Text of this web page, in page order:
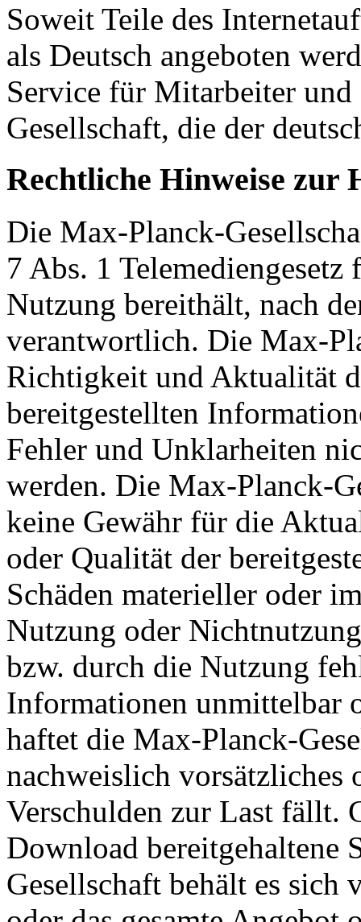
Soweit Teile des
als Deutsch angeboten
Service für Mitarbeiter
Gesellschaft, die der
Rechtliche Hinweise zur
Die Max-Planck-
7 Abs. 1
Nutzung bereithält, nach
verantwortlich. Die Max-
Richtigkeit und Aktualität
bereitgestellten
Fehler und Unklarheiten
werden. Die Max-Planck-
keine Gewähr für die
oder Qualität der
Schäden materieller oder
Nutzung oder
bzw. durch die Nutzung
Informationen unmittelbar
haftet die Max-Planck-
nachweislich vorsätzliches
Verschulden zur Last fällt.
Download bereitgehaltene
Gesellschaft behält es sich